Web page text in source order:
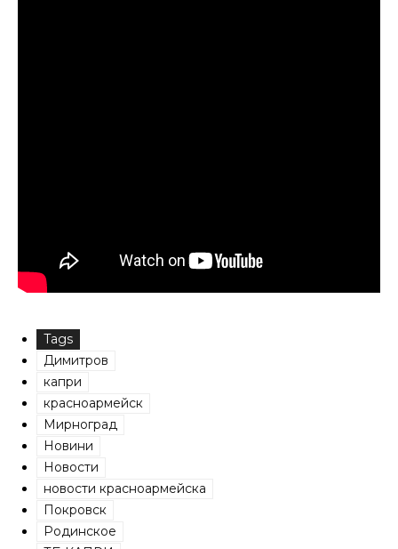
Tags
Димитров
капри
красноармейск
Мирноград
Новини
Новости
новости красноармейска
Покровск
Родинское